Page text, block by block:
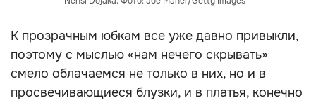
К прозрачным юбкам все уже давно привыкли,
поэтому с мыслью «нам нечего скрывать»
смело облачаемся не только в них, но и в
просвечивающиеся блузки, и в платья, конечно